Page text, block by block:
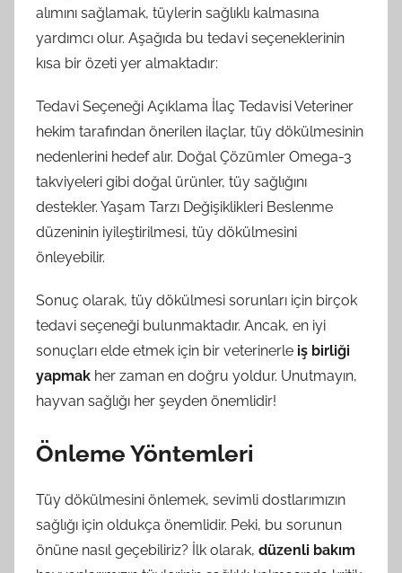
alımını sağlamak, tüylerin sağlıklı kalmasına
yardımcı olur. Aşağıda bu tedavi seçeneklerinin
kısa bir özeti yer almaktadır:
Tedavi Seçeneği Açıklama İlaç Tedavisi Veteriner
hekim tarafından önerilen ilaçlar, tüy dökülmesinin
nedenlerini hedef alır. Doğal Çözümler Omega-3
takviyeleri gibi doğal ürünler, tüy sağlığını
destekler. Yaşam Tarzı Değişiklikleri Beslenme
düzeninin iyileştirilmesi, tüy dökülmesini
önleyebilir.
Sonuç olarak, tüy dökülmesi sorunları için birçok
tedavi seçeneği bulunmaktadır. Ancak, en iyi
sonuçları elde etmek için bir veterinerle iş birliği
yapmak her zaman en doğru yoldur. Unutmayın,
hayvan sağlığı her şeyden önemlidir!
Önleme Yöntemleri
Tüy dökülmesini önlemek, sevimli dostlarımızın
sağlığı için oldukça önemlidir. Peki, bu sorunun
önüne nasıl geçebiliriz? İlk olarak, düzenli bakım